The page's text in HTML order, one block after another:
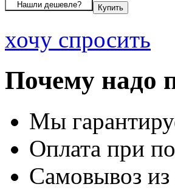
хочу спросить
Почему надо
Мы
Оплата при
Самовывоз из